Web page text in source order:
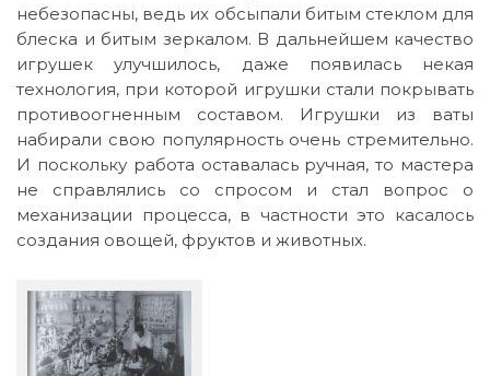
небезопасны, ведь их обсыпали битым стеклом для
блеска и битым зеркалом. В дальнейшем качество
игрушек улучшилось, даже появилась некая
технология, при которой игрушки стали покрывать
противоогненным составом. Игрушки из ваты
набирали свою популярность очень стремительно.
И поскольку работа оставалась ручная, то мастера
не справлялись со спросом и стал вопрос о
механизации процесса, в частности это касалось
создания овощей, фруктов и животных.